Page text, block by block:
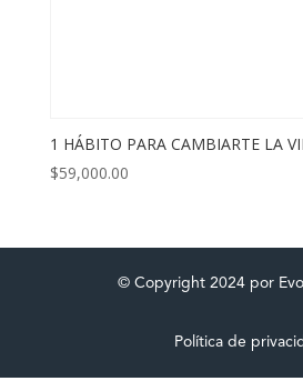
1 HÁBITO PARA CAMBIARTE LA
$59,000.00
© Copyright 2024 por
Política de